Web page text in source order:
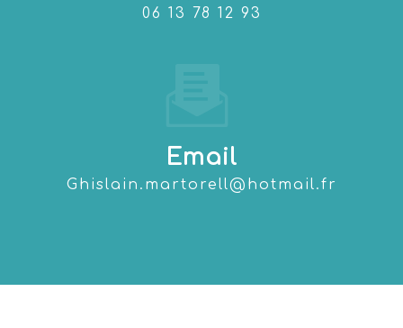
06 13 78 12 93
Email
ghislain.martorell@hotmail.fr